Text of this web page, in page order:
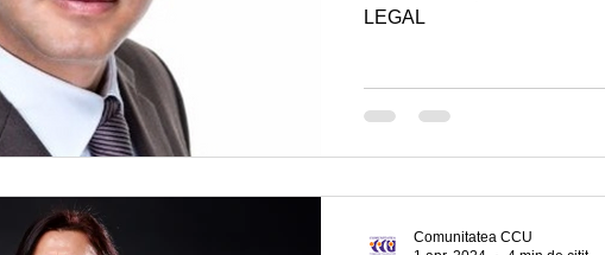
LEGAL
Comunitatea CCU